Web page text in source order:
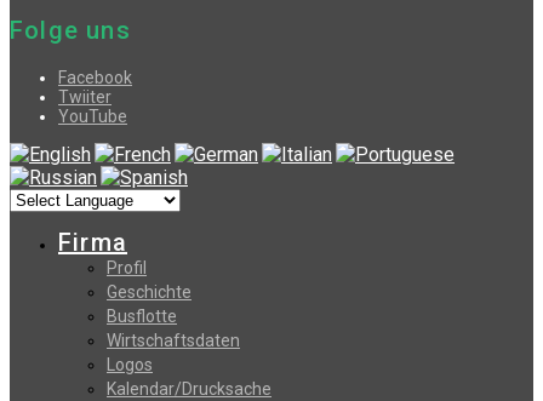
Folge uns
Facebook
Twiiter
YouTube
Firma
Profil
Geschichte
Busflotte
Wirtschaftsdaten
Logos
Kalendar/Drucksache